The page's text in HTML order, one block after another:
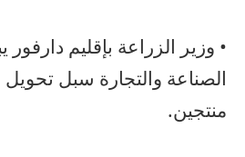
• وزير الزراعة بإقليم
الصناعة والتجارة سبل تحويل
منتجين.